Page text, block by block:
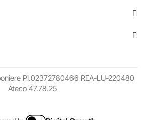
PI.02372780466 REA-LU-220480
Ateco 47.78.25